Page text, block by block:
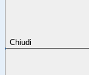
Chiudi